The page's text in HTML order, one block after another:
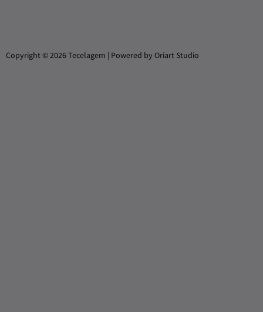
Copyright © 2026 Tecelagem | Powered by Oriart Studio